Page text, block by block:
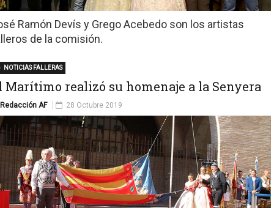
Ramón Devís y Grego Acebedo son los artistas
de la comisión.
Marítimo realizó su homenaje a la Senyera
Redacción AF
NOTICIAS FALLERAS
28 Octubre 2019